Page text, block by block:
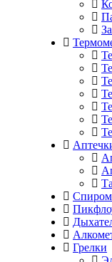
Грелки